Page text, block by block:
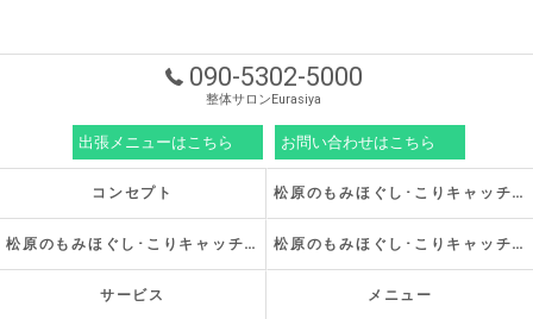
090-5302-5000
整体サロンEurasiya
出張メニューはこちら お問い合わせはこちら
コンセプト 松原のもみほぐし･こりキャッチの口コミ情報
松原のもみほぐし･こりキャッチの評判 松原のもみほぐし･こりキャッチのお客様の声
サービス メニュー